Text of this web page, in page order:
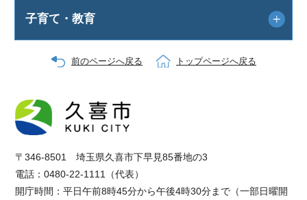
子育て・教育
前のページへ戻る トップページへ戻る
〒346-8501 埼玉県久喜市下早見85番地の3
電話：0480-22-1111（代表）
開庁時間：平日午前8時45分から午後4時30分まで（一部日曜開